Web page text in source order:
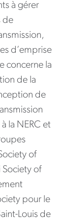
à gérer
de
d’emprise
concerne la
de la
de
la NERC et
of
Society of
pour le
Louis de